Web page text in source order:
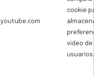
youtube.com
cookie
video de
usuarios.